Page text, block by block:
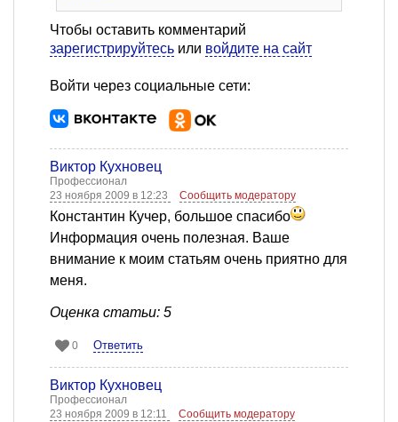
Чтобы оставить комментарий
зарегистрируйтесь или войдите на сайт
Войти через социальные сети:
Виктор Кухновец
Профессионал
23 ноября 2009 в 12:23
Сообщить модератору
Константин Кучер, большое спасибо
Информация очень полезная. Ваше
внимание к моим статьям очень приятно для
меня.
Оценка статьи: 5
0 Ответить
Виктор Кухновец
Профессионал
23 ноября 2009 в 12:11
Сообщить модератору